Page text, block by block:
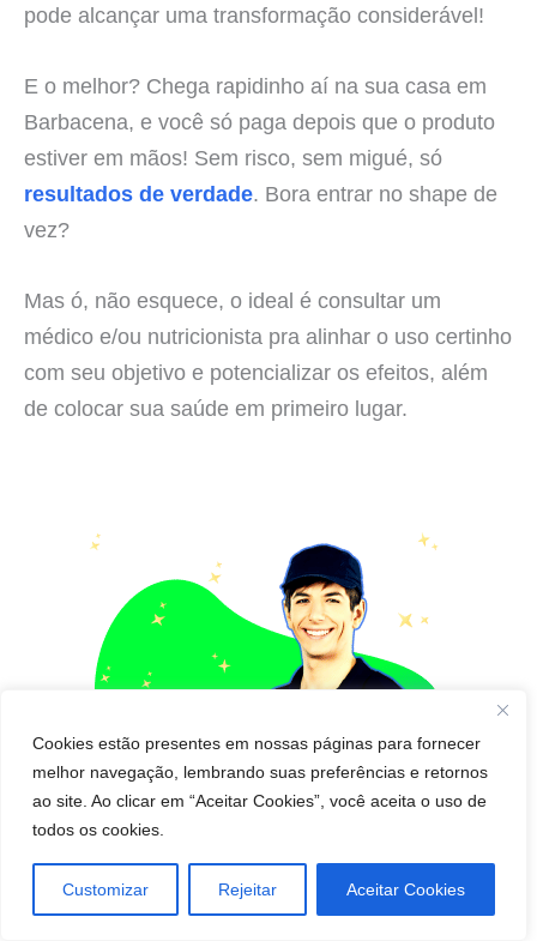
Cookies estão presentes em nossas páginas para fornecer
melhor navegação, lembrando suas preferências e retornos
ao site. Ao clicar em “Aceitar Cookies”, você aceita o uso de
todos os cookies.
Customizar Rejeitar Aceitar Cookies
pode alcançar uma transformação considerável!
E o melhor? Chega rapidinho aí na sua casa em
Barbacena, e você só paga depois que o produto
estiver em mãos! Sem risco, sem migué, só
resultados de verdade. Bora entrar no shape de
vez?
Mas ó, não esquece, o ideal é consultar um
médico e/ou nutricionista pra alinhar o uso certinho
com seu objetivo e potencializar os efeitos, além
de colocar sua saúde em primeiro lugar.